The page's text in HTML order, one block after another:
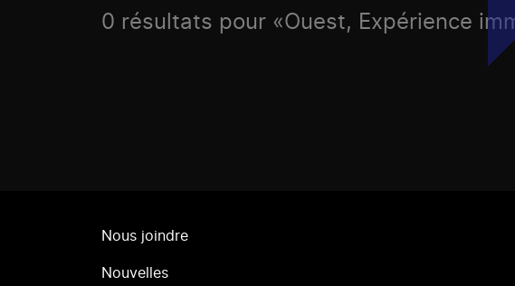
0 résultats pour «Ouest, Expérience
Nous joindre
Nouvelles